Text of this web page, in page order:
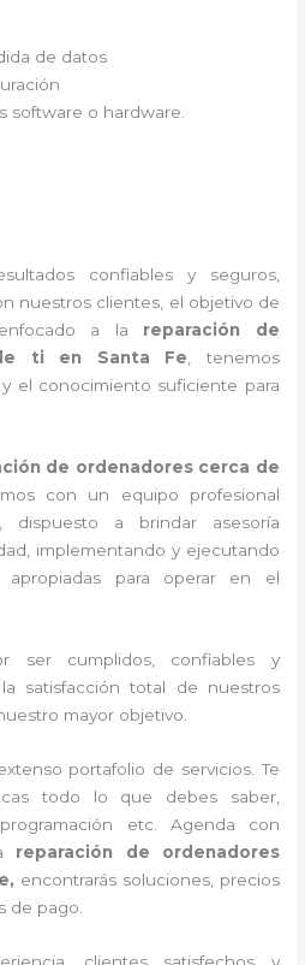
de datos
software o hardware
confiables y seguros,
nuestros clientes, el objetivo de
a la reparación de
ti en Santa Fe , tenemos
el conocimiento suficiente para
de ordenadores cerca de
con un equipo profesional
dispuesto a brindar asesoría
implementando y ejecutando
apropiadas para operar en el
ser cumplidos, confiables y
satisfacción total de nuestros
mayor objetivo.
portafolio de servicios. Te
todo lo que debes saber,
etc. Agenda con
reparación de ordenadores
encontrarás soluciones, precios
de pago.
clientes satisfechos y